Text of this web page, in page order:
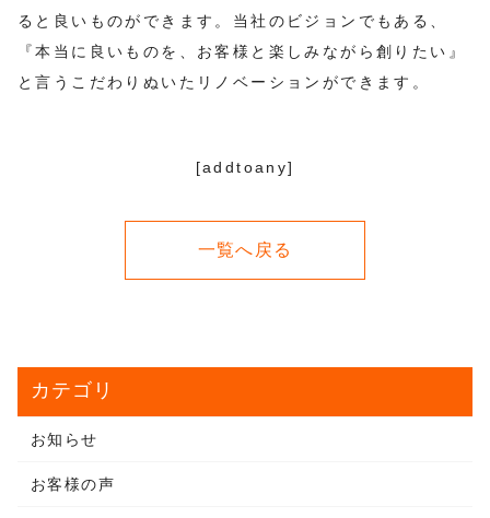
ると良いものができます。当社のビジョンでもある、
『本当に良いものを、お客様と楽しみながら創りたい』
と言うこだわりぬいたリノベーションができます。
[addtoany]
一覧へ戻る
カテゴリ
お知らせ
お客様の声